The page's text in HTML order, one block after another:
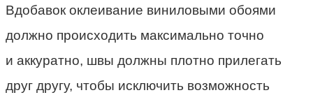
Вдобавок оклеивание виниловыми обоями
должно происходить максимально точно
и аккуратно, швы должны плотно прилегать
друг другу, чтобы исключить возможность